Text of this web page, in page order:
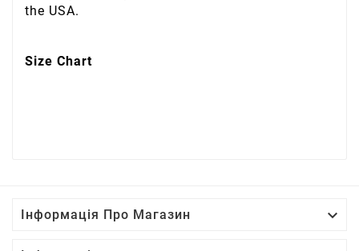
the USA.
Size Chart
Інформація Про Магазин 